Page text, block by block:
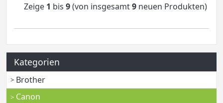
Zeige 1 bis 9(von insgesamt9 neuen Produkten)
Kategorien
Brother
Canon